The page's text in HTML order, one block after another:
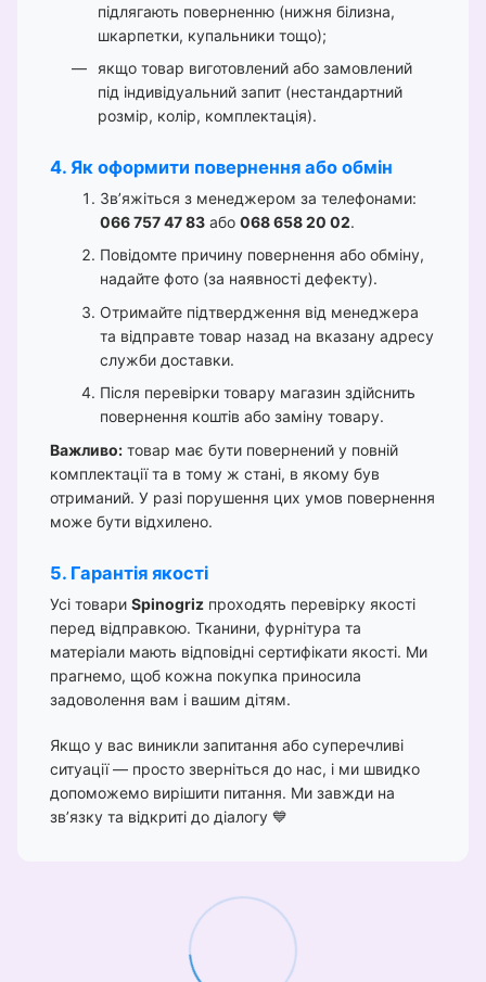
підлягають поверненню (нижня білизна,
шкарпетки, купальники тощо);
якщо товар виготовлений або замовлений
під індивідуальний запит (нестандартний
розмір, колір, комплектація).
4. Як оформити повернення або обмін
Зв’яжіться з менеджером за телефонами:
066 757 47 83 або 068 658 20 02.
Повідомте причину повернення або обміну,
надайте фото (за наявності дефекту).
Отримайте підтвердження від менеджера
та відправте товар назад на вказану адресу
служби доставки.
Після перевірки товару магазин здійснить
повернення коштів або заміну товару.
Важливо: товар має бути повернений у повній
комплектації та в тому ж стані, в якому був
отриманий. У разі порушення цих умов повернення
може бути відхилено.
5. Гарантія якості
Усі товари Spinogriz проходять перевірку якості
перед відправкою. Тканини, фурнітура та
матеріали мають відповідні сертифікати якості. Ми
прагнемо, щоб кожна покупка приносила
задоволення вам і вашим дітям.
Якщо у вас виникли запитання або суперечливі
ситуації — просто зверніться до нас, і ми швидко
допоможемо вирішити питання. Ми завжди на
зв’язку та відкриті до діалогу 💙